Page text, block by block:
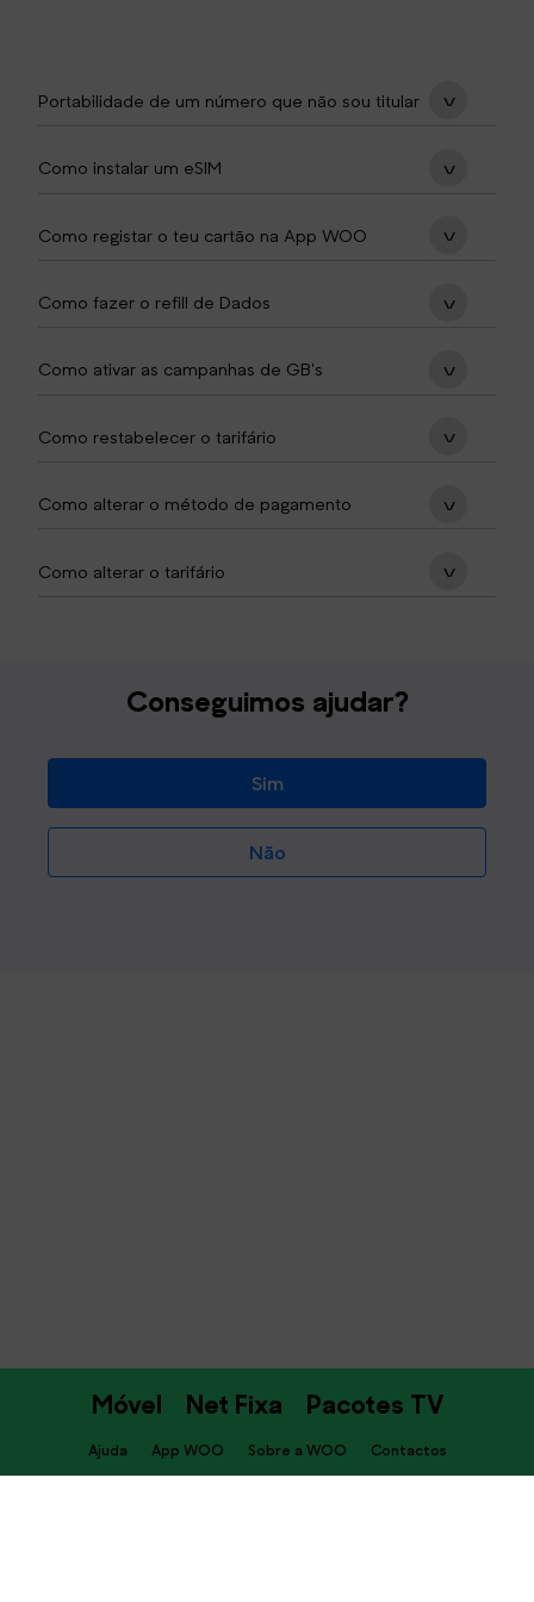
Portabilidade de um número que não sou titular
Como instalar um eSIM
Como registar o teu cartão na App WOO
Como fazer o refill de Dados
Como ativar as campanhas de GB's
Como restabelecer o tarifário
Como alterar o método de pagamento
Como alterar o tarifário
Conseguimos ajudar?
Sim
Não
Móvel Net Fixa Pacotes TV
Ajuda App WOO Sobre a WOO
Contactos